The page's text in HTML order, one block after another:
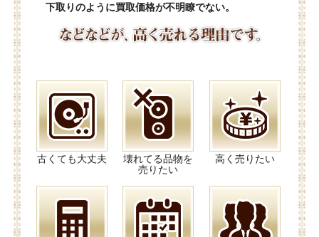
下取りのように買取価格が不明瞭でない。
古くても大丈夫
壊れてる品物を
売りたい
高く売りたい